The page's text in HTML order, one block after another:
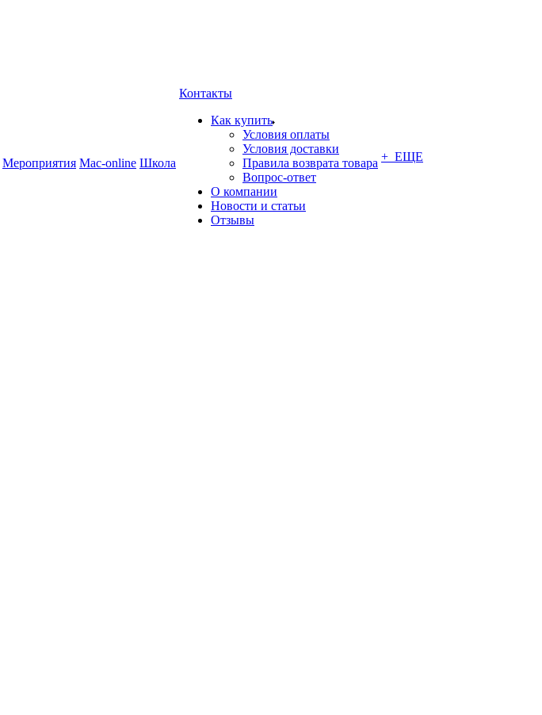
Мероприятия Mac-online Школа
Контакты
Как купить
Условия оплаты
Условия доставки
Правила возврата товара
Вопрос-ответ
О компании
Новости и статьи
Отзывы
+ ЕЩЕ